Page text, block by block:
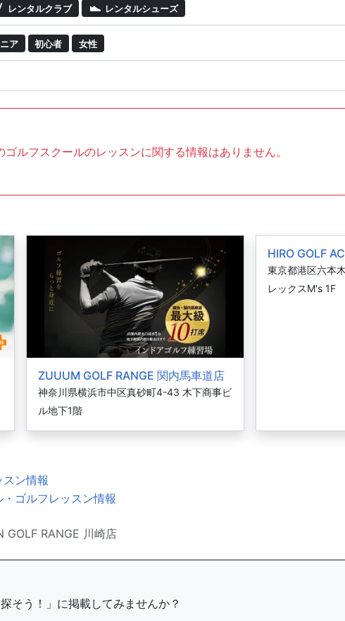
レンタルクラブ レンタルシューズ
ア 初心者 女性
ゴルフスクールのレッスンに関する情報はありません。
ZUUUM GOLF RANGE 関内馬車道店
神奈川県横浜市中区真砂町4-43 木下商事ビ
ル地下1階
HIRO GOLF
東京都港区六本
レックスM's 1F
ン情報
ゴルフレッスン情報
GOLF RANGE 川崎店
そう！」に掲載してみませんか？